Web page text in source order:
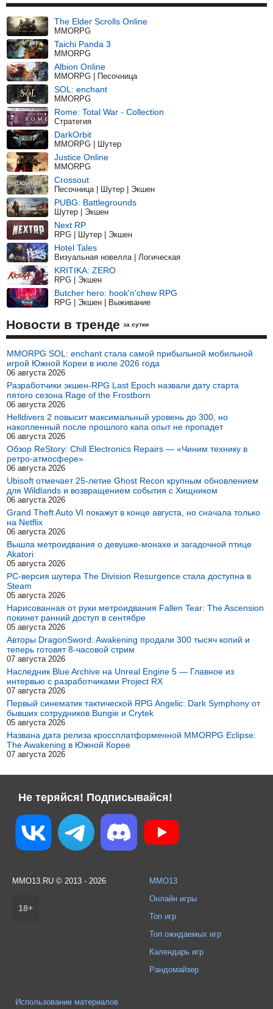
The Elder Scrolls Online
MMORPG
Taichi Panda 3
MMORPG
Albion Online
MMORPG | Песочница
SOL: enchant
MMORPG
Rome: Total War - Collection
Стратегия
DarkOrbit
MMORPG | Шутер
Justice Online
MMORPG
Crossout
Песочница | Шутер | Экшен
PUBG: Battlegrounds
Шутер | Экшен
Next RP
RPG | Шутер | Экшен
Hotel Tales
Визуальная новелла | Логическая
KRITIKA: ZERO
RPG | Экшен
Butcher hero: hook'n'chew RPG
RPG | Экшен | Выживание
Новости в тренде за сутки
MMORPG SOL: enchant стала самой прибыльной мобильной
игрой Южной Кореи в июле 2026 года
06 августа 2026
Разработчики экшен-RPG Last Epoch назвали дату старта
пятого сезона Rage of the Frostborn
06 августа 2026
Helldivers 2 повысит максимальный уровень до 300, но
накопленный после прошлого капа опыт не пропадет
06 августа 2026
Обзор ReStory: Chill Electronics Repairs — «Чиним технику в
ретро-атмосфере»
06 августа 2026
Ubisoft отмечает 25-летие Ghost Recon крупным обновлением
для Wildlands и возвращением события с Хищником
06 августа 2026
Grand Theft Auto VI покажут в конце августа, но сначала только
на Netflix
06 августа 2026
Вышла метроидвания о девушке-монахе и загадочной птице
Akatori
05 августа 2026
PC-версия шутера The Division Resurgence стала доступна в
Steam
05 августа 2026
Нарисованная от руки метроидвания Fallen Tear: The Ascension
покинет ранний доступ в сентябре
05 августа 2026
Авторы DragonSword: Awakening продали 300 тысяч копий и
теперь готовят 8-часовой стрим
07 августа 2026
Наследник Blue Archive на Unreal Engine 5 — Главное из
интервью с разработчиками Project RX
07 августа 2026
Первый синематик тактической RPG Angelic: Dark Symphony от
бывших сотрудников Bungie и Crytek
05 августа 2026
Названа дата релиза кроссплатформенной MMORPG Eclipse:
The Awakening в Южной Корее
07 августа 2026
Не теряйся! Подписывайся!
MMO13.RU © 2013 - 2026
18+
MMO13
Онлайн игры
Топ игр
Топ ожидаемых игр
Календарь игр
Рандомайзер
Использование материалов